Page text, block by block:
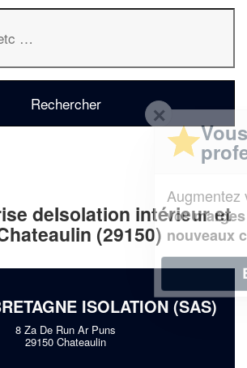
deIsolation intérieur et
(29150)
ISOLATION (SAS)
8 Za De Run Ar Puns
29150 Chateaulin
Vous êtes un
professionnel ?
chiffre d'affaireset
margestout en gagnant de
clients!
En savoir plus